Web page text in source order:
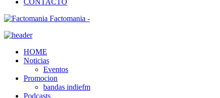
CONTACTO
Factomania -
HOME
Noticias
Eventos
Promocion
bandas indiefm
Podcasts